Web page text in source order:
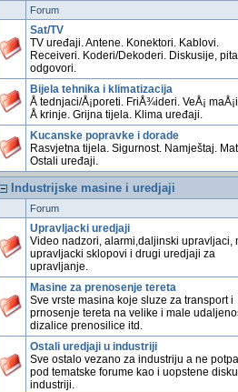
Forum
Sat/TV
TV uređaji. Antene. Konektori. Kablovi.
Receiveri. Koderi/Dekoderi. Diskusije,
odgovori.
Bijela tehnika i klimatizacija
Å tednjaci/Å¡poreti. FriÅ¾ideri. VeÅ¡
Å krinje. Grijna tijela. Klima uređaji.
Kucanske popravke i dorade
Rasvjetna tijela. Sigurnost. Namještaj.
Ostali uređaji.
Industrijske masine i uredjaji
Forum
Upravljacki uredjaji
Video nadzori, alarmi,daljinski upravljaci,
upravljacki sklopovi i drugi uredjaji za
upravljanje.
Masine za prenosenje tereta
Sve vrste masina koje sluze za transport i
prnosenje tereta na velike i male
dizalice prenosilice itd.
Ostali uredjaji u industriji
Sve ostalo vezano za industriju a ne
pod tematske forume kao i uopstene
industriji.